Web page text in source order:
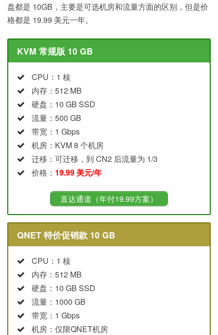
盘都是 10GB，主要是可选机房和流量方面的区别，但是价
格都是 19.99 美元一年。
KVM 常规版 10 GB
CPU：1 核
内存：512 MB
硬盘：10 GB SSD
流量：500 GB
带宽：1 Gbps
机房：KVM 8 个机房
迁移：可迁移，到 CN2 后流量为 1/3
价格： 19.99 美元/年
直达通道（年付19.99方案）
QNET 特价促销款 10 GB
CPU：1 核
内存：512 MB
硬盘：10 GB SSD
流量：1000 GB
带宽：1 Gbps
机房：仅限QNET机房